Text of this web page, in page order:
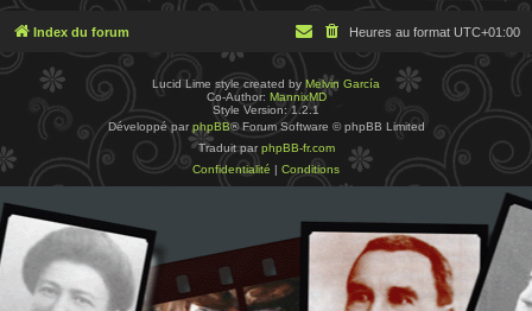
Index du forum Heures au format UTC+01:00
Lucid Lime style created by Melvin García
Co-Author: MannixMD
Style Version: 1.2.1
Développé parphpBB® Forum Software © phpBB Limited
Traduit par phpBB-fr.com
Confidentialité | Conditions